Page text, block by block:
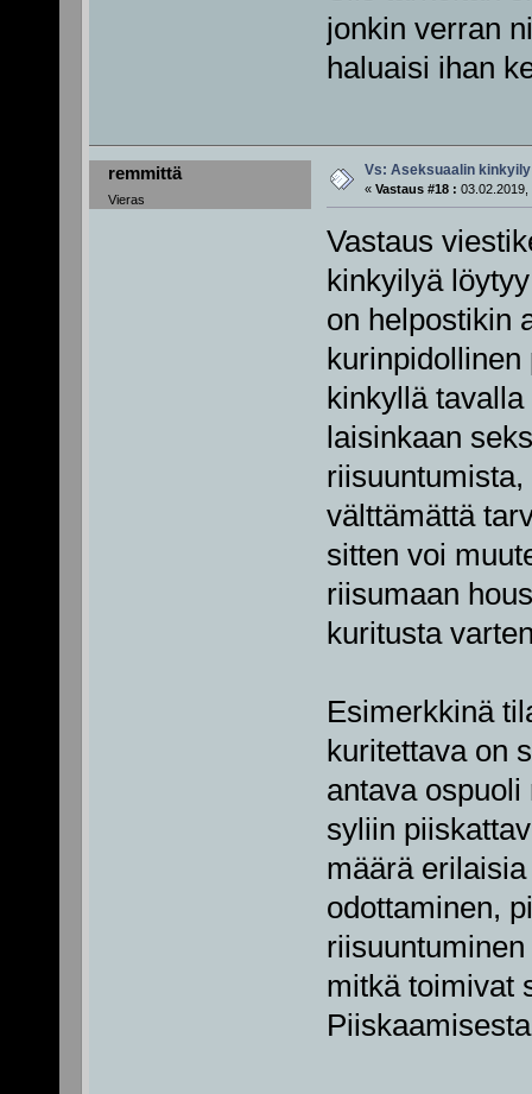
jonkin verran
haluaisi ihan
remmittä
Vieras
Vs: Aseksuaalin kinkyily
« Vastaus #18 : 03.02.2019,
Vastaus
kinkyilyä
on helpostikin
kinkyllä
laisinkaan
välttämättä
sitten voi
riisumaan
kuritusta
Esimerkkinä
kuritettava on
antava
syliin
määrä
odottaminen,
mitkä toimivat